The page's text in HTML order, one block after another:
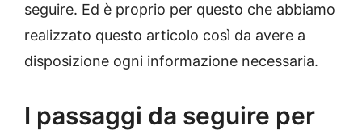
seguire. Ed è proprio per questo che abbiamo
realizzato questo articolo così da avere a
disposizione ogni informazione necessaria.
I passaggi da seguire per